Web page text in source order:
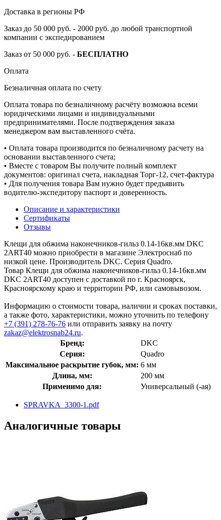
Доставка в регионы РФ
Заказ до 50 000 руб. - 2000 руб. до любой транспортной
компании с экспедированием
Заказ от 50 000 руб. - БЕСПЛАТНО
Оплата
Безналичная оплата по счету
Оплата товара по безналичному расчёту возможна всеми
юридическими лицами и индивидуальными
предпринимателями. После подтверждения заказа
менеджером вам выставленного счёта.
• Оплата товара производится по безналичному расчету на
основании выставленного счета;
• Вместе с товаром Вы получите полный комплект
документов: оригинал счета, накладная Торг-12, счет-фактура
• Для получения товара Вам нужно будет предъявить
водителю-экспедитору паспорт и доверенность.
Описание и характеристики
Сертификаты
Отзывы
Клещи для обжима наконечников-гильз 0.14-16кв.мм DKC
2ART40 можно приобрести в магазине Электроснаб по
низкой цене. Производитель DKC. Серия Quadro.
Товар Клещи для обжима наконечников-гильз 0.14-16кв.мм
DKC 2ART40 доступен с доставкой по г. Красноярск,
Красноярскому краю и территории РФ, или самовывозом.
Информацию о стоимости товара, наличии и сроках поставки,
а также фото, характеристики, можно уточнить по телефону
+7 (391) 278-76-76 или отправить заявку на почту
zakaz@elektrosnab24.ru.
Бренд:
DKC
Серия:
Quadro
Максимальное раскрытие губок, мм: 6 мм
Длина, мм:
200 мм
Применимо для:
Универсальный (-ая)
SPRAVKA_3300-1.pdf
Аналогичные товары